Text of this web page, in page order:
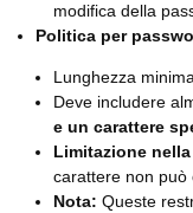
modifica della
Politica per
Lunghezza
Deve includere
e un carattere
Limitazione
carattere non può
Nota: Queste